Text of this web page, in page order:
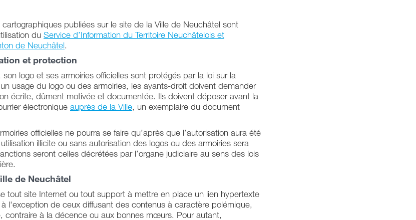
publiées sur le site de la Ville de Neuchâtel sont
du Service d’Information du Territoire Neuchâtelois et
de Neuchâtel.
et protection
logo et ses armoiries officielles sont protégés par la loi sur la
usage du logo ou des armoiries, les ayants-droit doivent demander
écrite, dûment motivée et documentée. Ils doivent déposer avant la
électronique auprès de la Ville, un exemplaire du document
officielles ne pourra se faire qu’après que l’autorisation aura été
illicite ou sans autorisation des logos ou des armoiries sera
seront celles décrétées par l’organe judiciaire au sens des lois
de Neuchâtel
tout site Internet ou tout support à mettre en place un lien hypertexte
l'exception de ceux diffusant des contenus à caractère polémique,
contraire à la décence ou aux bonnes mœurs. Pour autant,